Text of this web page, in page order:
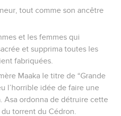
tout comme son ancêtre
et les femmes qui
et supprima toutes les
fabriquées.
Maaka le titre de “Grande
l’horrible idée de faire une
Asa ordonna de détruire cette
torrent du Cédron.